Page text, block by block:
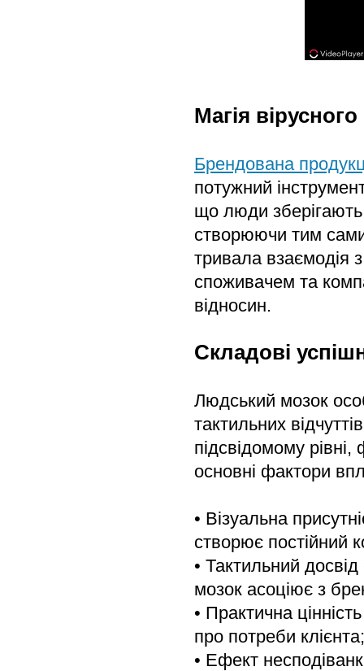
Магія
Брендована
потужний
що люди
створюючи тим
тривала взаємодія
споживачем та
відносин.
Складові
Людський мозок
тактильних
підсвідомому
основні фактори
• Візуальна
створює постійний
• Тактильний досвід
мозок асоціює з
• Практична
про потреби клієнта;
• Ефект